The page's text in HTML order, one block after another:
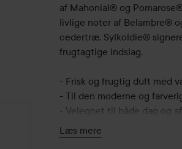
af Mahonial® og
livlige noter af Belambre®
cedertræ. Sylkoldie®
frugtagtige indslag.
- Frisk og frugtig duft med
- Til den moderne og
- Velegnet til både dag og
Duftnoter
Læs mere